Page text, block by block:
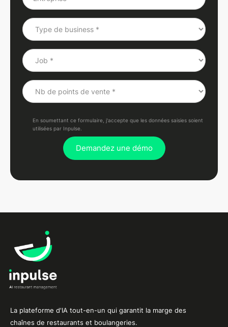
En soumettant ce formulaire, j'accepte que les données saisies soient
utilisées par Inpulse.
La plateforme d'IA tout-en-un qui garantit la marge des
chaînes de restaurants et boulangeries.